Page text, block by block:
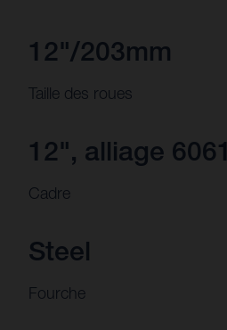
12"/203mm
Taille des roues
12", alliage 6061
Cadre
Steel
Fourche